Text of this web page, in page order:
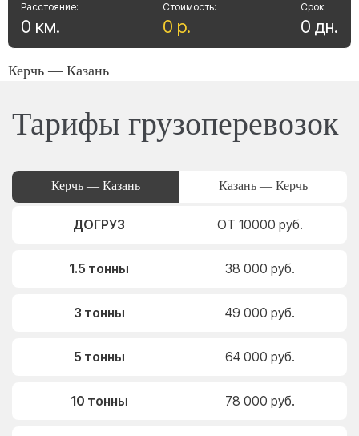
Стоимость:
0 р.
Расстояние:
0 км.
Срок:
0 дн.
Керчь — Казань
Тарифы грузоперевозок
Керчь — Казань Казань — Керчь
ДОГРУЗ ОТ 10000 руб.
1.5 тонны 38 000 руб.
3 тонны 49 000 руб.
5 тонны 64 000 руб.
10 тонны 78 000 руб.